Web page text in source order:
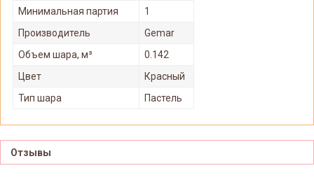
Минимальная партия
1
Производитель
Gemar
Объем шара, м³
0.142
Цвет
Красный
Тип шара
Пастель
Отзывы